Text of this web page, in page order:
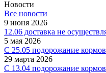
Новости
Все новости
9 июня 2026
12.06 доставка не
5 мая 2026
C 25.05 подорожание
29 марта 2026
С 13.04 подорожание